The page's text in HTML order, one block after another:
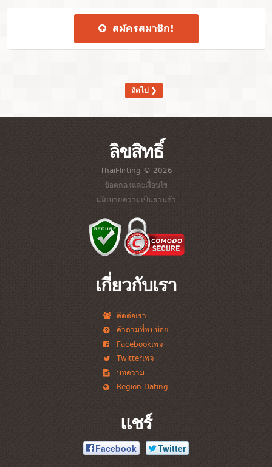
สมัคร​สมาชิก​!
ถัดไป ❯
ลิขสิทธิ์
ThaiFlirting © 2026
ข้อตกลงและเงื่อนไข
นโยบายความเป็นส่วนตัว
เกี่ยวกับเรา
ติดต่อเรา
คำถามที่พบบ่อย
Facebookเพจ
Twitterเพจ
บทความ
Region Dating
แชร์
Facebook Twitter